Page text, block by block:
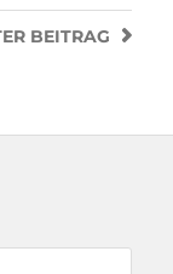
BEITRAG